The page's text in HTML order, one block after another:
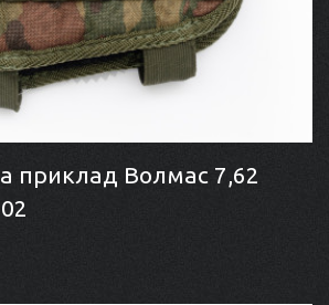
приклад Волмас 7,62